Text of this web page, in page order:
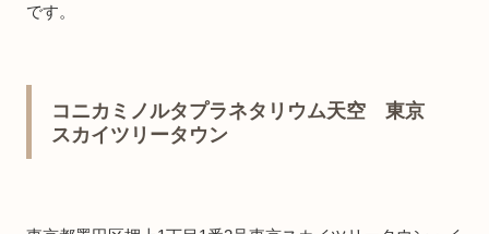
です。
コニカミノルタプラネタリウム天空 東京
スカイツリータウン